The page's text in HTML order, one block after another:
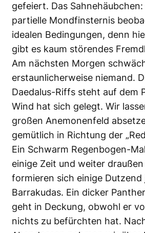
gefeiert. Das
partielle Mondfinsternis
idealen Bedingungen, denn
gibt es kaum störendes
Am nächsten Morgen
erstaunlicherweise niemand.
Daedalus-Riffs steht auf dem
Wind hat sich gelegt. Wir
großen Anemonenfeld
gemütlich in Richtung der
Ein Schwarm Regenbogen-
einige Zeit und weiter draußen
formieren sich einige Dutzend
Barrakudas. Ein dicker
geht in Deckung, obwohl er
nichts zu befürchten hat.